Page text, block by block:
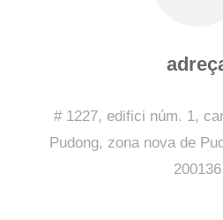
# 1227, edifici núm. 1,
Pudong, zona nova de
200136